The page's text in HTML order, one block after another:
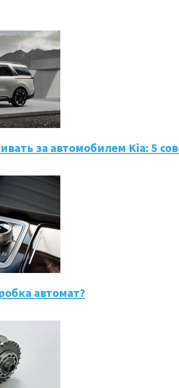
за автомобилем Kia: 5
автомат?